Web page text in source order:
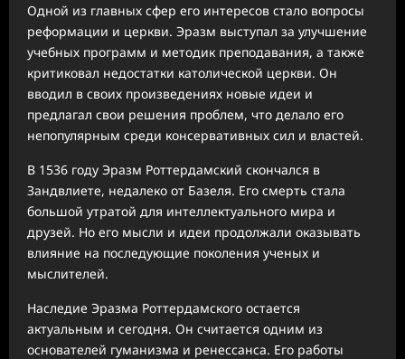
Одной из главных сфер его интересов стало вопросы
реформации и церкви. Эразм выступал за улучшение
учебных программ и методик преподавания, а также
критиковал недостатки католической церкви. Он
вводил в своих произведениях новые идеи и
предлагал свои решения проблем, что делало его
непопулярным среди консервативных сил и властей.
В 1536 году Эразм Роттердамский скончался в
Зандвлиете, недалеко от Базеля. Его смерть стала
большой утратой для интеллектуального мира и
друзей. Но его мысли и идеи продолжали оказывать
влияние на последующие поколения ученых и
мыслителей.
Наследие Эразма Роттердамского остается
актуальным и сегодня. Он считается одним из
основателей гуманизма и ренессанса. Его работы